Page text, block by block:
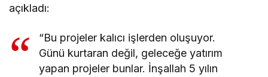
açıkladı:
“Bu projeler kalıcı işlerden oluşuyor.
Günü kurtaran değil, geleceğe yatırım
yapan projeler bunlar. İnşallah 5 yılın